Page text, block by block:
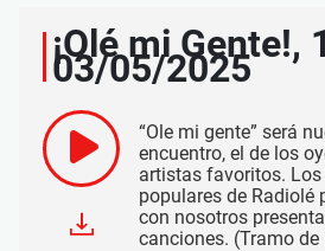
¡Olé mi Gente!,
03/05/2025
“Ole mi gente” será
encuentro, el de los
artistas favoritos.
populares de Radiolé
con nosotros
canciones. (Tramo